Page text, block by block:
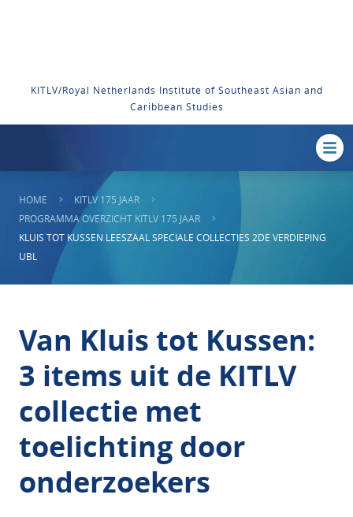
KITLV/Royal Netherlands Institute of Southeast Asian and
Caribbean Studies
HOME
KITLV 175 JAAR
PROGRAMMA OVERZICHT KITLV 175 JAAR
KLUIS TOT KUSSEN LEESZAAL SPECIALE COLLECTIES 2DE VERDIEPING
UBL
Van Kluis tot Kussen:
3 items uit de KITLV
collectie met
toelichting door
onderzoekers